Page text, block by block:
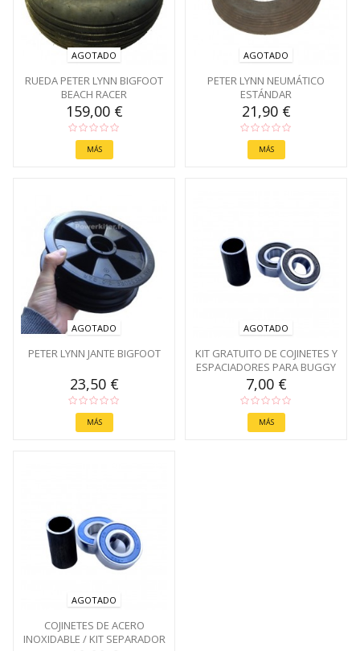
AGOTADO
RUEDA PETER LYNN BIGFOOT
BEACH RACER
159,00 €
MÁS
AGOTADO
PETER LYNN NEUMÁTICO
ESTÁNDAR
21,90 €
MÁS
AGOTADO
PETER LYNN JANTE BIGFOOT
23,50 €
MÁS
AGOTADO
KIT GRATUITO DE COJINETES Y
ESPACIADORES PARA BUGGY
7,00 €
MÁS
AGOTADO
COJINETES DE ACERO
INOXIDABLE / KIT SEPARADOR